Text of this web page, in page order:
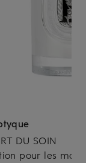
DU SOIN
pour les